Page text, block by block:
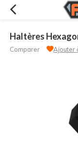
Haltères
Comparer Ajouter